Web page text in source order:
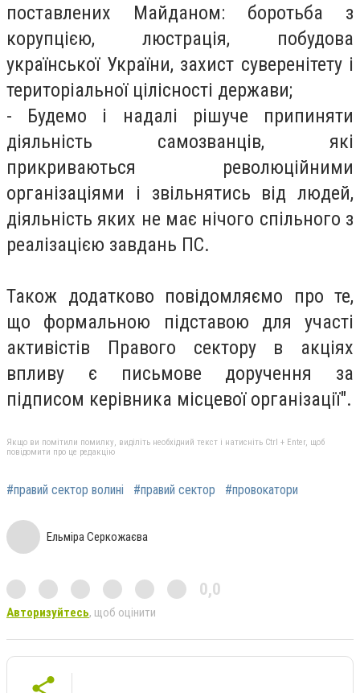
поставлених Майданом: боротьба з
корупцією, люстрація, побудова
української України, захист суверенітету і
територіальної цілісності держави;
- Будемо і надалі рішуче припиняти
діяльність самозванців, які
прикриваються революційними
організаціями і звільнятись від людей,
діяльність яких не має нічого спільного з
реалізацією завдань ПС.
Також додатково повідомляємо про те,
що формальною підставою для участі
активістів Правого сектору в акціях
впливу є письмове доручення за
підписом керівника місцевої організації".
Якщо ви помітили помилку, виділіть необхідний текст і натисніть Ctrl + Enter, щоб
повідомити про це редакцію
#правий сектор волині #правий сектор #провокатори
Ельміра Серкожаєва
0,0
Авторизуйтесь, щоб оцінити